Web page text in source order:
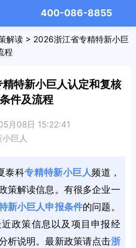
400-086-8855
解读> 2026浙江省专精特新小巨
程
特新小巨人认定和复核
条件及流程
月08日 15:22:41
巨人
泰科专精特新小巨人频道，
策解读信息。有很多企业一
新小巨人申报条件的问题。
政策信息以及项目申报经
析说明。最新政策请点击浙